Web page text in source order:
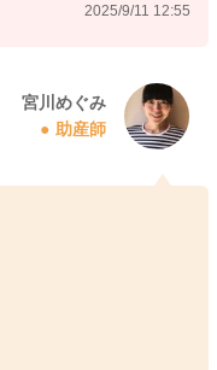
2025/9/11 12:55
宮川めぐみ
助産師